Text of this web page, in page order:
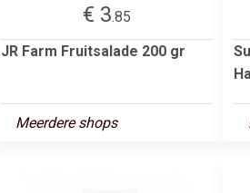
€ 3.85
JR Farm Fruitsalade 200 gr
Meerdere shops